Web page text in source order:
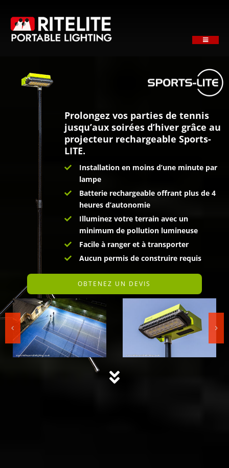
content
Toggle
NOTRE SOCIÉTÉ
PRODUITS
APPLICATIONS
OBTENEZ UN DEVIS
CONTACTEZ
Prolongez vos parties de tennis
jusqu’aux soirées d’hiver grâce au
projecteur rechargeable Sports-
LITE.
Installation en moins d’une minute par
lampe
Batterie rechargeable offrant plus de 4
heures d’autonomie
Illuminez votre terrain avec un
minimum de pollution lumineuse
Facile à ranger et à transporter
Aucun permis de construire requis
OBTENEZ UN DEVIS